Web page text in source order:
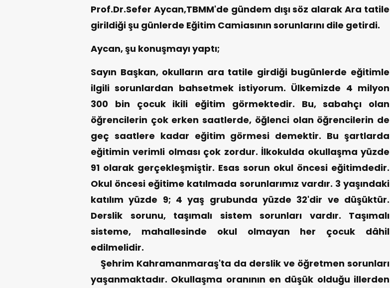
Prof.Dr.Sefer Aycan,TBMM'de gündem dışı söz alarak Ara tatile
girildiği şu günlerde Eğitim Camiasının sorunlarını dile getirdi.
Aycan, şu konuşmayı yaptı;
Sayın Başkan, okulların ara tatile girdiği bugünlerde eğitimle
ilgili sorunlardan bahsetmek istiyorum. Ülkemizde 4 milyon
300 bin çocuk ikili eğitim görmektedir. Bu, sabahçı olan
öğrencilerin çok erken saatlerde, öğlenci olan öğrencilerin de
geç saatlere kadar eğitim görmesi demektir. Bu şartlarda
eğitimin verimli olması çok zordur. İlkokulda okullaşma yüzde
91 olarak gerçekleşmiştir. Esas sorun okul öncesi eğitimdedir.
Okul öncesi eğitime katılmada sorunlarımız vardır. 3 yaşındaki
katılım yüzde 9; 4 yaş grubunda yüzde 32'dir ve düşüktür.
Derslik sorunu, taşımalı sistem sorunları vardır. Taşımalı
sisteme, mahallesinde okul olmayan her çocuk dâhil
edilmelidir.
Şehrim Kahramanmaraş'ta da derslik ve öğretmen sorunları
yaşanmaktadır. Okullaşma oranının en düşük olduğu illerden